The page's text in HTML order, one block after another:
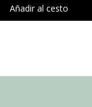
Añadir al cesto